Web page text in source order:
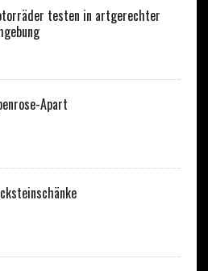
testen in artgerechter
Apart